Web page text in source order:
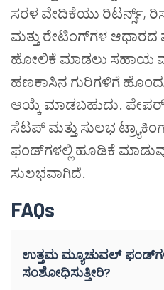
ಸರಳ ವೇದಿಕೆಯು ರಿಟರ್ನ್ಸ್,
ಮತ್ತು ರೇಟಿಂಗ್‌ಗಳ ಆಧಾರದ
ಹೋಲಿಕೆ ಮಾಡಲು ಸಹಾಯ
ಹಣಕಾಸಿನ ಗುರಿಗಳಿಗೆ
ಆಯ್ಕೆ ಮಾಡಬಹುದು.
ಸೆಟಪ್ ಮತ್ತು ಸುಲಭ
ಫಂಡ್‌ಗಳಲ್ಲಿ ಹೂಡಿಕೆ
ಸುಲಭವಾಗಿದೆ.
FAQs
ಉತ್ತಮ ಮ್ಯೂಚುವಲ್
ಸಂಶೋಧಿಸುತ್ತೀರಿ?